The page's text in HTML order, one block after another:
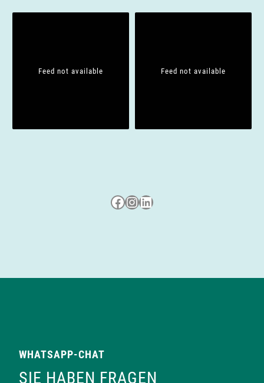
Feed not available Feed not available
Besuche uns auf Facebook
Besuche uns auf Instagram
LinkedIn
WHATSAPP-CHAT
SIE HABEN FRAGEN